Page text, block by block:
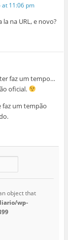
at 11:06 pm
na URL, e novo?
faz um tempo…
oficial.
faz um tempão
object that
wp-